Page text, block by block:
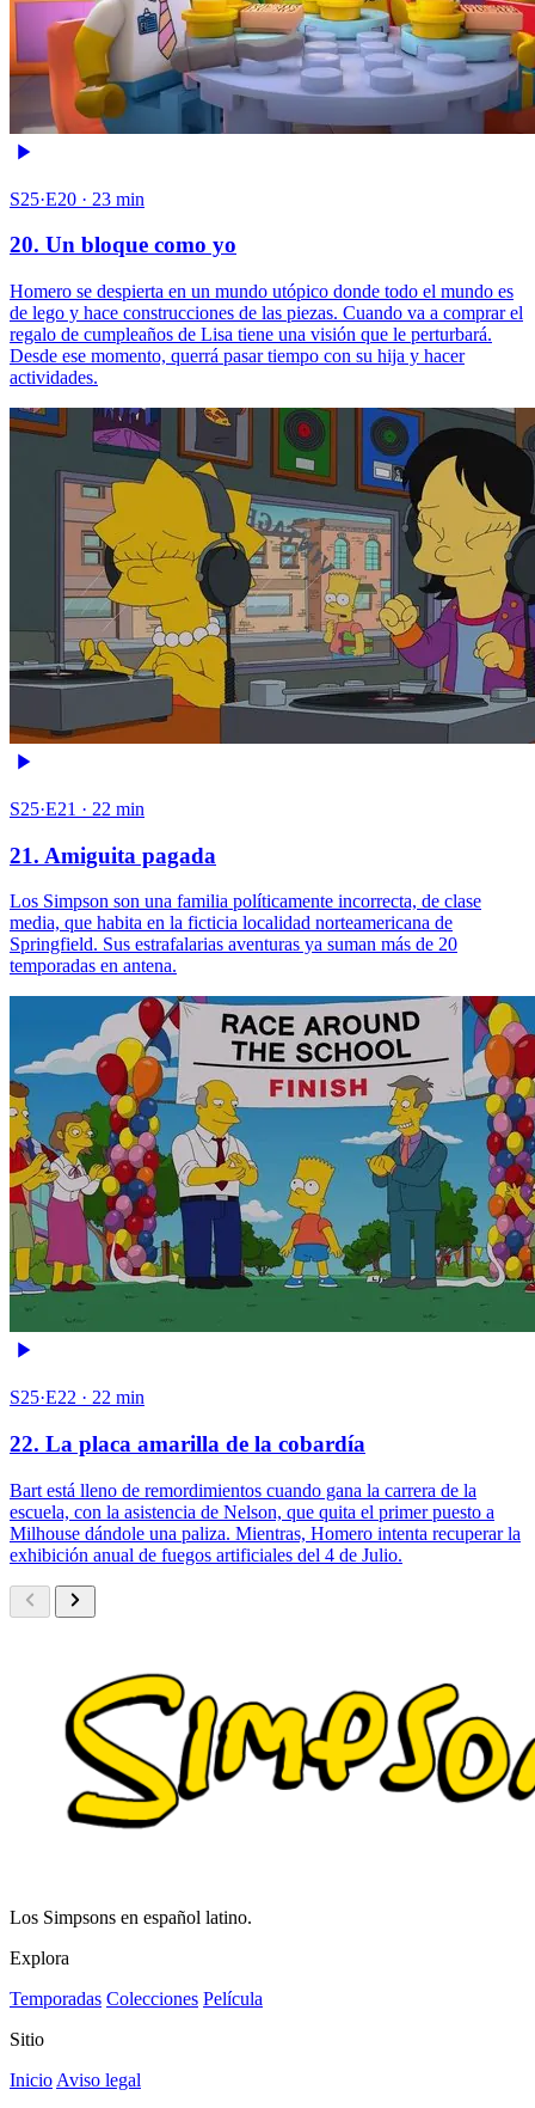
S25·E20 · 23 min
20. Un bloque como yo
Homero se despierta en un mundo utópico donde todo el mundo es
de lego y hace construcciones de las piezas. Cuando va a comprar el
regalo de cumpleaños de Lisa tiene una visión que le perturbará.
Desde ese momento, querrá pasar tiempo con su hija y hacer
actividades.
S25·E21 · 22 min
21. Amiguita pagada
Los Simpson son una familia políticamente incorrecta, de clase
media, que habita en la ficticia localidad norteamericana de
Springfield. Sus estrafalarias aventuras ya suman más de 20
temporadas en antena.
S25·E22 · 22 min
22. La placa amarilla de la cobardía
Bart está lleno de remordimientos cuando gana la carrera de la
escuela, con la asistencia de Nelson, que quita el primer puesto a
Milhouse dándole una paliza. Mientras, Homero intenta recuperar la
exhibición anual de fuegos artificiales del 4 de Julio.
Los Simpsons en español latino.
Explora
Temporadas Colecciones Película
Sitio
Inicio Aviso legal